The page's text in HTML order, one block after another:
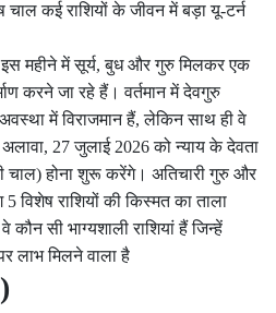
कई राशियों के जीवन में बड़ा यू-टर्न
महीने में सूर्य, बुध और गुरु मिलकर एक
करने जा रहे हैं। वर्तमान में देवगुरु
में विराजमान हैं, लेकिन साथ ही वे
27 जुलाई 2026 को न्याय के देवता
चाल) होना शुरू करेंगे। अतिचारी गुरु और
विशेष राशियों की किस्मत का ताला
सी भाग्यशाली राशियां हैं जिन्हें
लाभ मिलने वाला है